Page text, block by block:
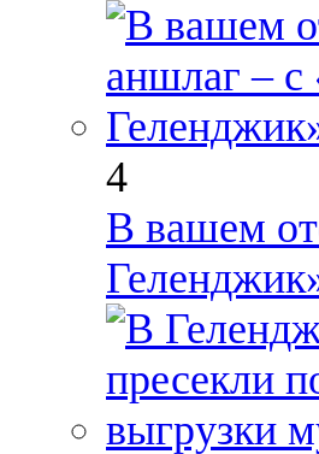
4
В вашем